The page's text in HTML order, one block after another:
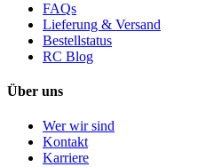
FAQs
Lieferung & Versand
Bestellstatus
RC Blog
Über uns
Wer wir sind
Kontakt
Karriere